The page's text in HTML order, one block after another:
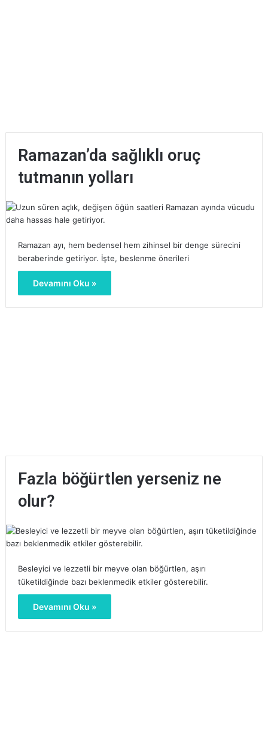
Ramazan’da sağlıklı oruç
tutmanın yolları
Ramazan ayı, hem bedensel hem zihinsel bir denge sürecini
beraberinde getiriyor. İşte, beslenme önerileri
Devamını Oku »
Fazla böğürtlen yerseniz ne
olur?
Besleyici ve lezzetli bir meyve olan böğürtlen, aşırı
tüketildiğinde bazı beklenmedik etkiler gösterebilir.
Devamını Oku »